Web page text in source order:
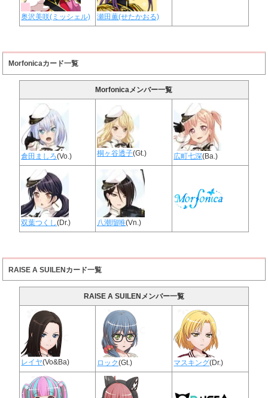
奥沢美咲(ミッシェル) 瀬田薫(せたかおる)
Morfonicaカード一覧
Morfonicaメンバー一覧
倉田ましろ(Vo.) 桐ヶ谷透子(Gt.) 広町七深(Ba.)
双葉つくし(Dr.) 八潮瑠唯(Vn.)
RAISE A SUILENカード一覧
RAISE A SUILENメンバー一覧
レイヤ(Vo&Ba) ロック(Gt.) マスキング(Dr.)